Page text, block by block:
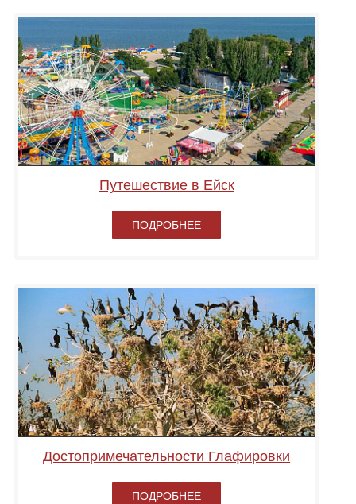
Путешествие в Ейск
ПОДРОБНЕЕ
Достопримечательности Глафировки
ПОДРОБНЕЕ